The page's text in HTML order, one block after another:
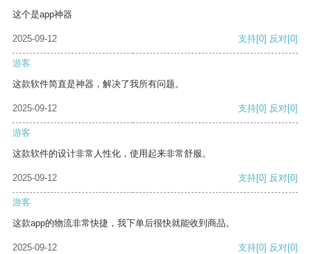
这个是app神器
2025-09-12 支持[0] 反对[0]
游客
这款软件简直是神器，解决了我所有问题。
2025-09-12 支持[0] 反对[0]
游客
这款软件的设计非常人性化，使用起来非常舒服。
2025-09-12 支持[0] 反对[0]
游客
这款app的物流非常快捷，我下单后很快就能收到商品。
2025-09-12 支持[0] 反对[0]